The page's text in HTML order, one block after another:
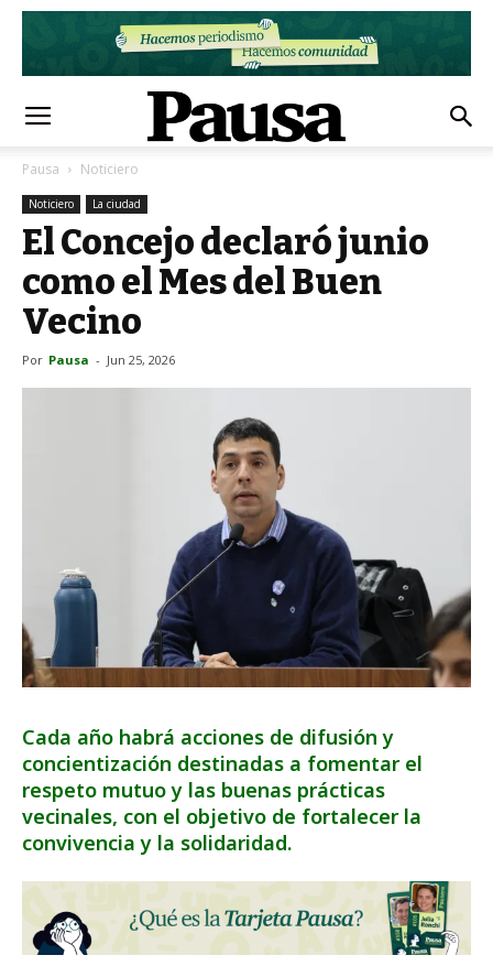
Pausa Noticiero
Noticiero La ciudad
El Concejo declaró junio
como el Mes del Buen
Vecino
Por Pausa - Jun 25, 2026
Cada año habrá acciones de difusión y
concientización destinadas a fomentar el
respeto mutuo y las buenas prácticas
vecinales, con el objetivo de fortalecer la
convivencia y la solidaridad.